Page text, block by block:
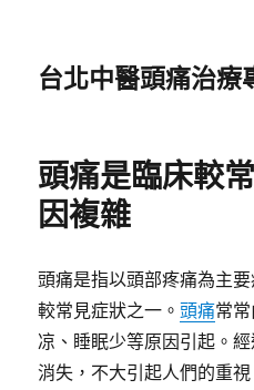
台北中醫頭痛治療
頭痛是臨床較
因複雜
頭痛是指以頭部疼痛為主
較常見症狀之一。頭痛常
凉、睡眠少等原因引起。
消失，不大引起人們的重